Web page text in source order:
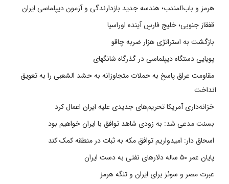
هرمز و باب‌المندب؛ هندسه جدید بازدارندگی و آزمون دیپلماسی ایران
قفقاز جنوبی؛ خلیج فارسِ آینده اوراسیا
بازگشت به استراتژی هزار ضربه چاقو
پویایی دستگاه دیپلماسی در گذرگاه شانگهای
مقاومت عراق پاسخ به حملات متجاوزانه به حشد الشعبی را به تعویق
انداخت
خزانه‌داری آمریکا تحریم‌های جدیدی علیه ایران اعمال کرد
بسنت مدعی شد: به زودی شاهد توافق با ایران خواهیم بود
اسحاق دار: امیدواریم توافق مکه به ثبات در منطقه کمک کند
پایان عمر ۵۰ ساله دلارهای نفتی به دست ایران
عبرت مصر و سوئز برای ایران و تنگه هرمز